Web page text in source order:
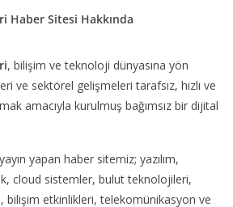
Haber Sitesi Hakkında
, bilişim ve teknoloji dünyasına yön
ve sektörel gelişmeleri tarafsız, hızlı ve
amacıyla kurulmuş bağımsız bir dijital
yapan haber sitemiz; yazılım,
cloud sistemler, bulut teknolojileri,
bilişim etkinlikleri, telekomünikasyon ve